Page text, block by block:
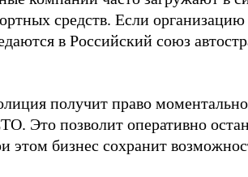
средств. Если организацию
в Российский союз
получит право
Это позволит оперативно
этом бизнес сохранит